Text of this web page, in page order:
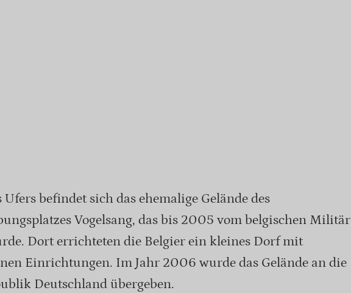
Ufers befindet sich das ehemalige Gelände des
Vogelsang, das bis 2005 vom belgischen Militär
Dort errichteten die Belgier ein kleines Dorf mit
Einrichtungen. Im Jahr 2006 wurde das Gelände an die
Deutschland übergeben.